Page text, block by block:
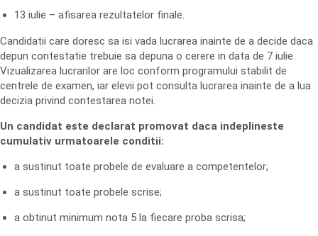
13 iulie – afisarea rezultatelor finale.
Candidatii care doresc sa isi vada lucrarea inainte de a decide daca
depun contestatie trebuie sa depuna o cerere in data de 7 iulie.
Vizualizarea lucrarilor are loc conform programului stabilit de
centrele de examen, iar elevii pot consulta lucrarea inainte de a lua
decizia privind contestarea notei.
Un candidat este declarat promovat daca indeplineste
cumulativ urmatoarele conditii:
a sustinut toate probele de evaluare a competentelor;
a sustinut toate probele scrise;
a obtinut minimum nota 5 la fiecare proba scrisa;